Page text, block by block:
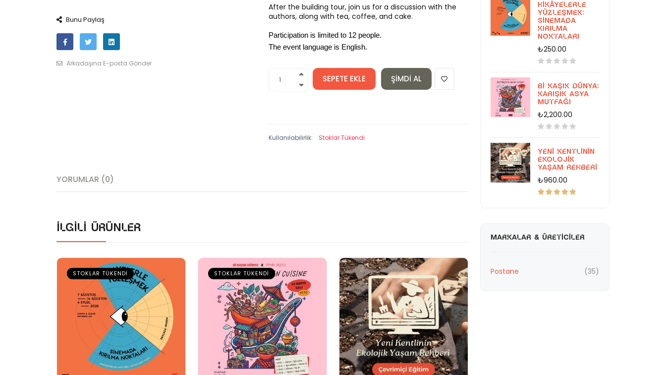
Bunu Paylaş
Arkadaşına E-posta Gönder
After the building tour, join us for a discussion with the
authors, along with tea, coffee, and cake.
Participation is limited to 12 people.
The event language is English.
SEPETE EKLE ŞIMDI AL
Kullanılabilirlik: Stoklar Tükendi
YORUMLAR (0)
İlgili ürünler
STOKLAR TÜKENDI STOKLAR TÜKENDI
Hikâyelerle
Yüzleşmek:
Sinemada
Kırılma
Noktaları
₺250.00
Bi Kaşık Dünya:
Karışık Asya
Mutfağı
₺2,200.00
Yeni Kentlinin
Ekolojik
Yaşam Rehberi
₺960.00
MARKALAR & ÜRETICILER
Postane (35)